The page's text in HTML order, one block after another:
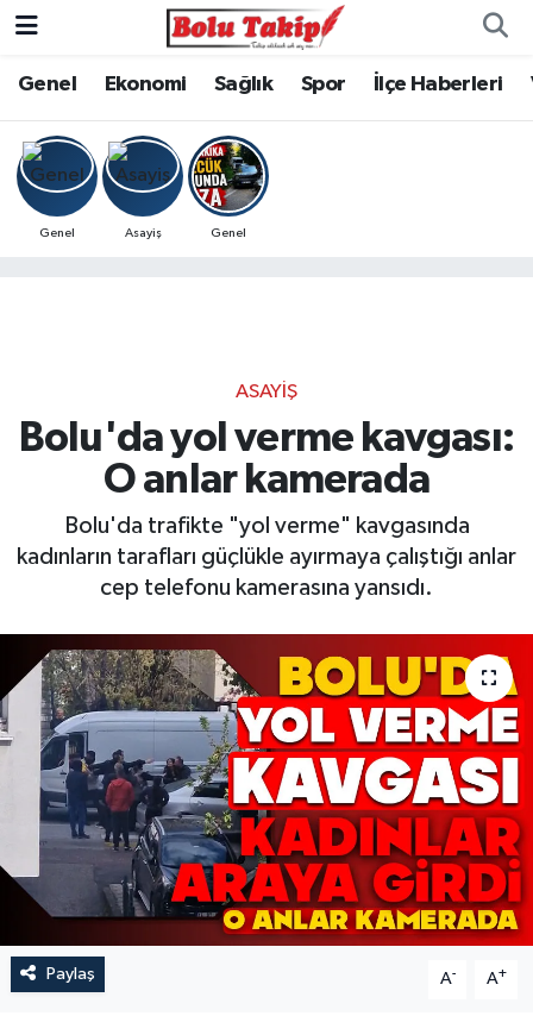
Genel Ekonomi Sağlık Spor İlçe Haberleri
Genel Asayiş Genel
ASAYIŞ
Bolu'da yol verme kavgası:
O anlar kamerada
Bolu'da trafikte "yol verme" kavgasında
kadınların tarafları güçlükle ayırmaya çalıştığı anlar
cep telefonu kamerasına yansıdı.
Paylaş A- A+